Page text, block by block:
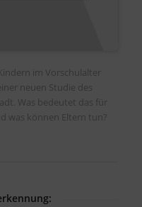
im Vorschulalter
neuen Studie des
Was bedeutet das für
was können Eltern tun?